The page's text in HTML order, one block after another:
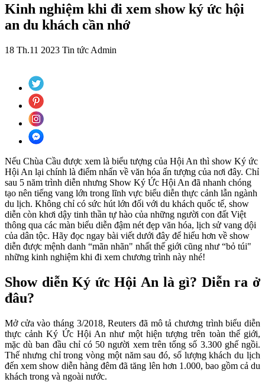
Kinh nghiệm khi đi xem show ký ức hội
an du khách cần nhớ
18 Th.11 2023 Tin tức Admin
Nếu Chùa Cầu được xem là biểu tượng của Hội An thì show Ký ức
Hội An lại chính là điểm nhấn về văn hóa ấn tượng của nơi đây. Chỉ
sau 5 năm trình diễn nhưng Show Ký Ức Hội An đã nhanh chóng
tạo nên tiếng vang lớn trong lĩnh vực biểu diễn thực cảnh lẫn ngành
du lịch. Không chỉ có sức hút lớn đối với du khách quốc tế, show
diễn còn khơi dậy tinh thần tự hào của những người con đất Việt
thông qua các màn biểu diễn đậm nét đẹp văn hóa, lịch sử vang dội
của dân tộc. Hãy đọc ngay bài viết dưới đây để hiểu hơn về show
diễn được mệnh danh “mãn nhãn" nhất thế giới cũng như “bỏ túi"
những kinh nghiệm khi đi xem chương trình này nhé!
Show diễn Ký ức Hội An là gì? Diễn ra ở
đâu?
Mở cửa vào tháng 3/2018, Reuters đã mô tả chương trình biểu diễn
thực cảnh Ký Ức Hội An như một hiện tượng trên toàn thế giới,
mặc dù ban đầu chỉ có 50 người xem trên tổng số 3.300 ghế ngồi.
Thế nhưng chỉ trong vòng một năm sau đó, số lượng khách du lịch
đến xem show diễn hàng đêm đã tăng lên hơn 1.000, bao gồm cả du
khách trong và ngoài nước.